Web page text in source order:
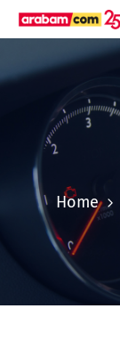
Home